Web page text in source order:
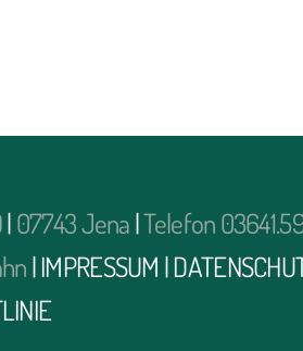
|07743 Jena|Telefon
|IMPRESSUM |